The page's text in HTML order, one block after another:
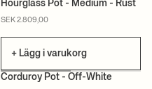
Hourglass Pot - Medium - Rust
SEK 2.809,00
+ Lägg i varukorg
Corduroy Pot - Off-White